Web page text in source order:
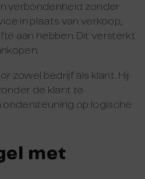
verbondenheid zonder
in plaats van verkoop,
aan hebben. Dit versterkt
zowel bedrijf als klant. Hij
de klant te
op logische
met